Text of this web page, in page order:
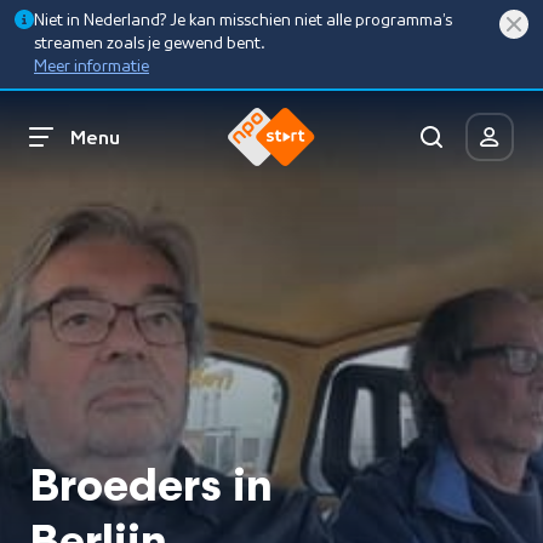
Niet in Nederland? Je kan misschien niet alle programma’s
streamen zoals je gewend bent.
Meer informatie
Menu
Broeders in